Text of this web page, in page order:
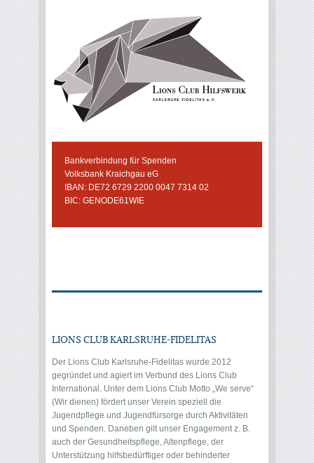
Bankverbindung für Spenden
Volksbank Kraichgau eG
IBAN: DE72 6729 2200 0047 7314 02
BIC: GENODE61WIE
LIONS CLUB KARLSRUHE-FIDELITAS
Der Lions Club Karlsruhe-Fidelitas wurde 2012
gegründet und agiert im Verbund des Lions Club
International. Unter dem Lions Club Motto „We serve“
(Wir dienen) fördert unser Verein speziell die
Jugendpflege und Jugendfürsorge durch Aktivitäten
und Spenden. Daneben gilt unser Engagement z. B.
auch der Gesundheitspflege, Altenpflege, der
Unterstützung hilfsbedürftiger oder behinderter